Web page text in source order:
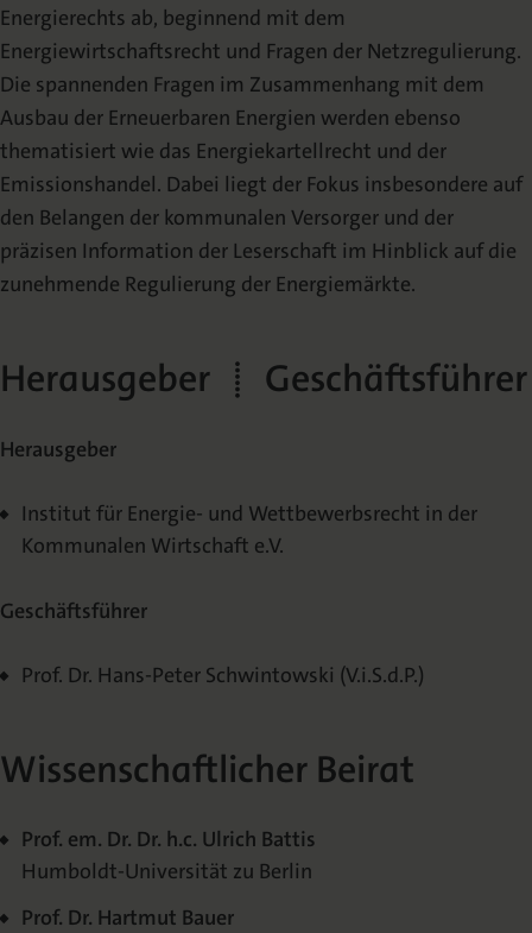
Energierechts ab, beginnend mit dem
Energiewirtschaftsrecht und Fragen der Netzregulierung.
Die spannenden Fragen im Zusammenhang mit dem
Ausbau der Erneuerbaren Energien werden ebenso
thematisiert wie das Energiekartellrecht und der
Emissionshandel. Dabei liegt der Fokus insbesondere auf
den Belangen der kommunalen Versorger und der
präzisen Information der Leserschaft im Hinblick auf die
zunehmende Regulierung der Energiemärkte.
Herausgeber | Geschäftsführer
Herausgeber
Institut für Energie- und Wettbewerbsrecht in der
Kommunalen Wirtschaft e.V.
Geschäftsführer
Prof. Dr. Hans-Peter Schwintowski (V.i.S.d.P.)
Wissenschaftlicher Beirat
Prof. em. Dr. Dr. h.c. Ulrich Battis
Humboldt-Universität zu Berlin
Prof. Dr. Hartmut Bauer